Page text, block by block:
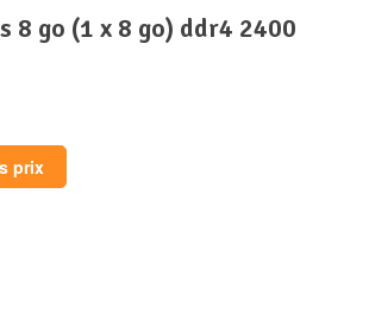
prix